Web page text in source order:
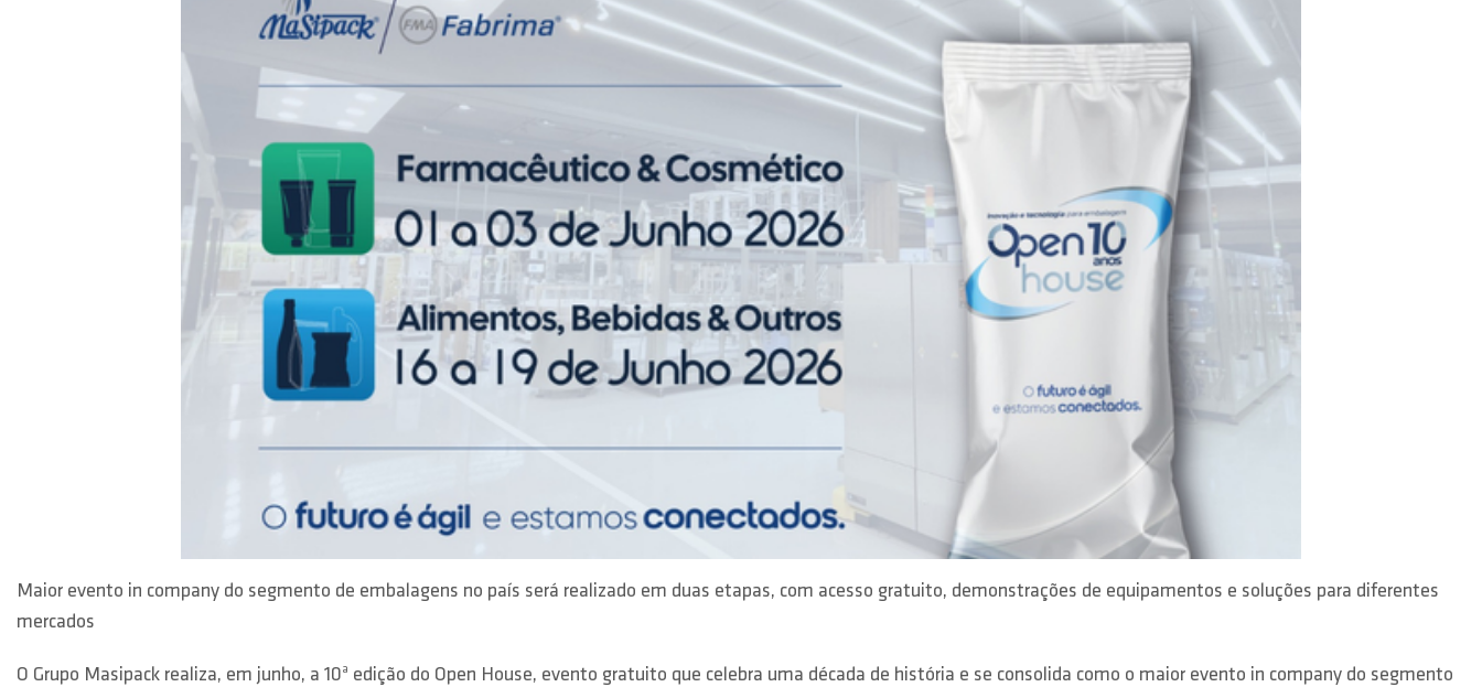
Maior evento in company do segmento de embalagens no país será realizado em duas etapas, com acesso gratuito, demonstrações de equipamentos e soluções para diferentes
mercados
O Grupo Masipack realiza, em junho, a 10ª edição do Open House, evento gratuito que celebra uma década de história e se consolida como o maior evento in company do segmento